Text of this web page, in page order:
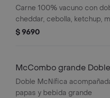
Libra con Queso
Carne 100% vacuno con
cheddar, cebolla, ketchup,
pepinillos. Acompañado con
$ 9690
McCombo grande Doble
McNífica
Doble McNífica
papas y bebida grande